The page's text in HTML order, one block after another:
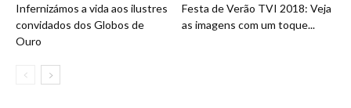
Infernizámos a vida aos ilustres
convidados dos Globos de
Ouro
Festa de Verão TVI 2018: Veja
as imagens com um toque...